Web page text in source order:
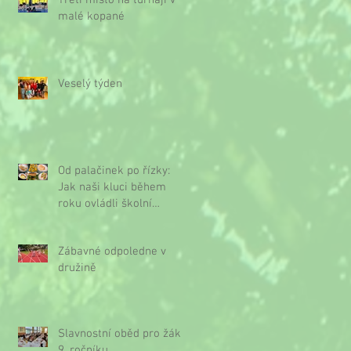
malé kopané
Veselý týden
Od palačinek po řízky:
Jak naši kluci během
roku ovládli školní
Zábavné odpoledne v
družině
Slavnostní oběd pro žáky